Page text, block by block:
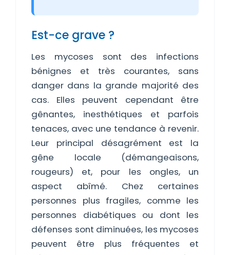
Est-ce grave ?
Les mycoses sont des infections
bénignes et très courantes, sans
danger dans la grande majorité des
cas. Elles peuvent cependant être
gênantes, inesthétiques et parfois
tenaces, avec une tendance à revenir.
Leur principal désagrément est la
gêne locale (démangeaisons,
rougeurs) et, pour les ongles, un
aspect abîmé. Chez certaines
personnes plus fragiles, comme les
personnes diabétiques ou dont les
défenses sont diminuées, les mycoses
peuvent être plus fréquentes et